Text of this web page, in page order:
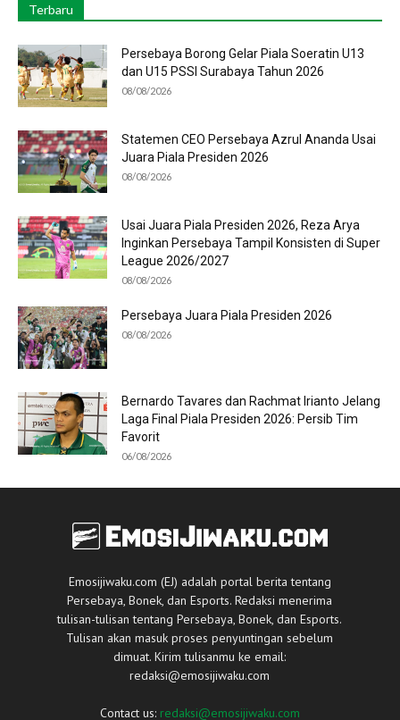
Terbaru
Persebaya Borong Gelar Piala Soeratin U13
dan U15 PSSI Surabaya Tahun 2026
08/08/2026
Statemen CEO Persebaya Azrul Ananda Usai
Juara Piala Presiden 2026
08/08/2026
Usai Juara Piala Presiden 2026, Reza Arya
Inginkan Persebaya Tampil Konsisten di Super
League 2026/2027
08/08/2026
Persebaya Juara Piala Presiden 2026
08/08/2026
Bernardo Tavares dan Rachmat Irianto Jelang
Laga Final Piala Presiden 2026: Persib Tim
Favorit
06/08/2026
Emosijiwaku.com (EJ) adalah portal berita tentang
Persebaya, Bonek, dan Esports. Redaksi menerima
tulisan-tulisan tentang Persebaya, Bonek, dan Esports.
Tulisan akan masuk proses penyuntingan sebelum
dimuat. Kirim tulisanmu ke email:
redaksi@emosijiwaku.com
Contact us: redaksi@emosijiwaku.com